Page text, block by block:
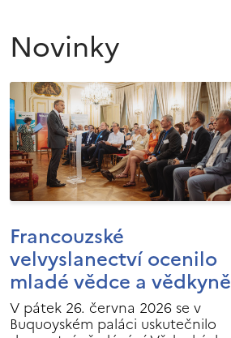
Novinky
Francouzské
velvyslanectví ocenilo
mladé vědce a vědkyně
V pátek 26. června 2026 se v
Buquoyském paláci uskutečnilo